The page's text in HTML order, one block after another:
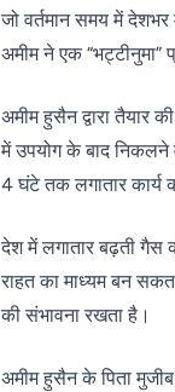
जो वर्तमान समय में
अमीम ने एक “भट्टीनुमा”
अमीम हुसैन द्वारा
में उपयोग के बाद
4 घंटे तक लगातार कार्य
देश में लगातार बढ़ती गैस
राहत का माध्यम बन
की संभावना रखता है।
अमीम हुसैन के पिता